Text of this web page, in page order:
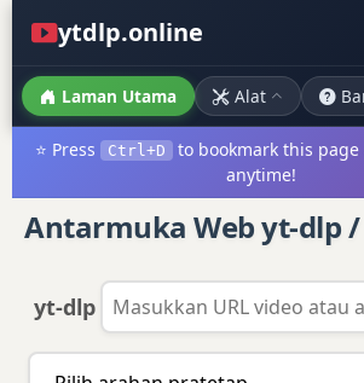
ytdlp.online
Laman Utama Alat
⭐ Press Ctrl+D
to bookmark this page
anytime!
Antarmuka Web yt-dlp
yt-dlp